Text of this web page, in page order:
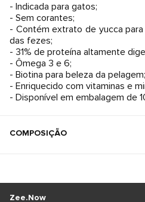
- Indicada para gatos;
- Sem corantes;
- Contém extrato de yucca
das fezes;
- 31% de proteína altamente
- Ômega 3 e 6;
- Biotina para beleza da pelagem;
- Enriquecido com vitaminas e
- Disponível em embalagem de
COMPOSIÇÃO
Zee.Now